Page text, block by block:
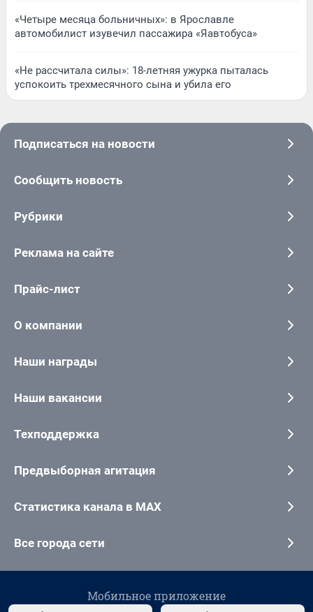
«Четыре месяца больничных»: в Ярославле
автомобилист изувечил пассажира «Яавтобуса»
«Не рассчитала силы»: 18-летняя ужурка пыталась
успокоить трехмесячного сына и убила его
Подписаться на новости
Сообщить новость
Рубрики
Реклама на сайте
Прайс-лист
О компании
Наши награды
Наши вакансии
Техподдержка
Предвыборная агитация
Статистика канала в MAX
Все города сети
Мобильное приложение